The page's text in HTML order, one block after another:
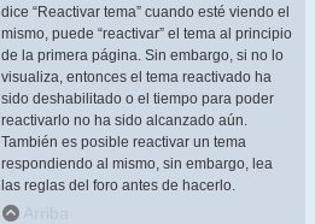
dice “Reactivar tema” cuando esté viendo el
mismo, puede “reactivar” el tema al principio
de la primera página. Sin embargo, si no lo
visualiza, entonces el tema reactivado ha
sido deshabilitado o el tiempo para poder
reactivarlo no ha sido alcanzado aún.
También es posible reactivar un tema
respondiendo al mismo, sin embargo, lea
las reglas del foro antes de hacerlo.
Arriba